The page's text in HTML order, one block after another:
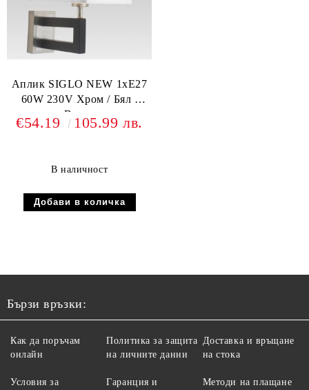
Аплик SIGLO NEW 1xE27
60W 230V Хром / Бял /
Венге
€54.19 105.99 лв.
В наличност
Бързи връзки:
Как да поръчам
онлайн
Условия за
Политика за защита
на личните данни
Гаранция и
Доставка и връщане
на стока
Методи на плащане